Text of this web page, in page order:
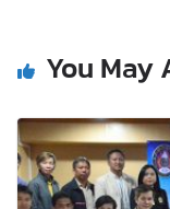
You May